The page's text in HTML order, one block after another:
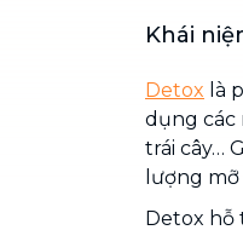
Khái
Detox là
dụng các
trái cây…
lượng
Detox hỗ